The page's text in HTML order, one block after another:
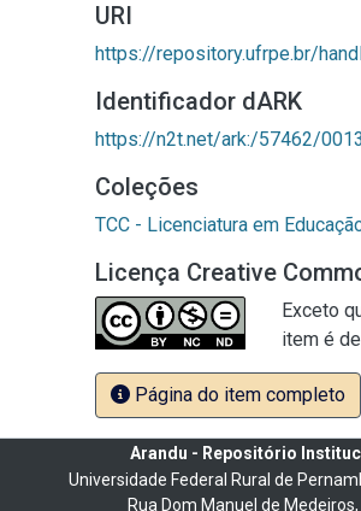
URI
https://repository.ufrpe.br/
Identificador dARK
https://n2t.net/ark:/57462/
Coleções
TCC - Licenciatura em
Licença Creative
Exceto
item é
Página do item completo
Arandu - Repositório
Universidade Federal Rural de
Rua Dom Manuel de